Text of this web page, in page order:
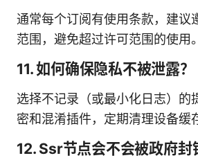
通常每个订阅有使用条款，建议
范围，避免超过许可范围的使用。
11. 如何确保隐私不被泄露？
选择不记录（或最小化日志）的
密和混淆插件，定期清理设备缓
12. Ssr节点会不会被政府封